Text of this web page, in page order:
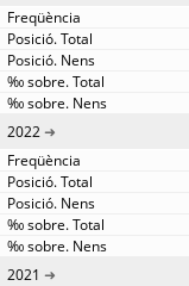
2022
2021